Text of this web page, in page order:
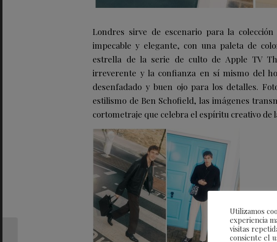
Londres sirve de escenario para la
impecable y elegante, con una paleta de
estrella de la serie de culto de Apple TV
irreverente y la confianza en sí mismo del
desenfadado y buen ojo para los detalles.
estilismo de Ben Schofield, las imágenes
cortometraje que celebra el espíritu creativo de
Utilizamos
experiencia
visitas
consiente el